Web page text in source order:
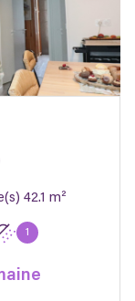
Appartement 2 pièce(s) 1 chambre(s) 42.1 m²
1